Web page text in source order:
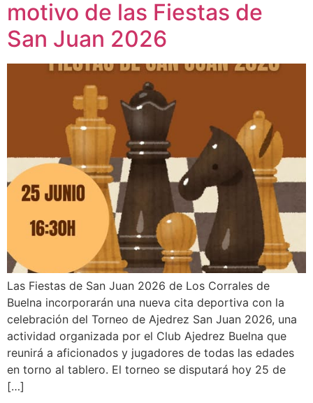
motivo de las Fiestas de
San Juan 2026
Las Fiestas de San Juan 2026 de Los Corrales de
Buelna incorporarán una nueva cita deportiva con la
celebración del Torneo de Ajedrez San Juan 2026, una
actividad organizada por el Club Ajedrez Buelna que
reunirá a aficionados y jugadores de todas las edades
en torno al tablero. El torneo se disputará hoy 25 de
[…]